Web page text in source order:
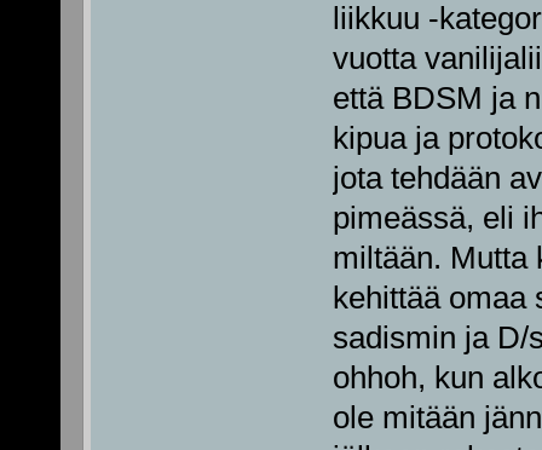
liikkuu -
vuotta
että BDSM ja
kipua ja
jota tehdään
pimeässä, eli
miltään. Mutta
kehittää omaa
sadismin ja D/
ohhoh, kun
ole mitään